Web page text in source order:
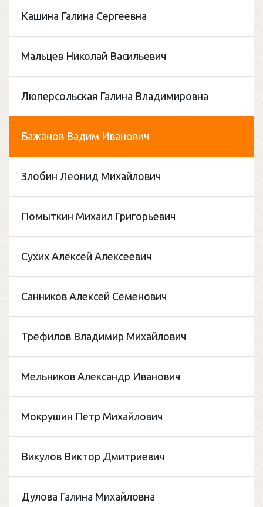
Кашина Галина Сергеевна
Мальцев Николай Васильевич
Люперсольская Галина Владимировна
Бажанов Вадим Иванович
Злобин Леонид Михайлович
Помыткин Михаил Григорьевич
Сухих Алексей Алексеевич
Санников Алексей Семенович
Трефилов Владимир Михайлович
Мельников Александр Иванович
Мокрушин Петр Михайлович
Викулов Виктор Дмитриевич
Дулова Галина Михайловна